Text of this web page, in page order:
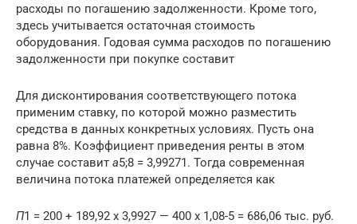
расходы по погашению задолженности. Кроме того,
здесь учитывается остаточная стоимость
оборудования. Годовая сумма расходов по погашению
задолженности при покупке составит
Для дисконтирования соответствующего потока
применим ставку, по которой можно разместить
средства в данных конкретных условиях. Пусть она
равна 8%. Коэффициент приведения ренты в этом
случае составит a5;8 = 3,99271. Тогда современная
величина потока платежей определяется как
П1 = 200 + 189,92 х 3,9927 — 400 х 1,08-5 = 686,06 тыс. руб.